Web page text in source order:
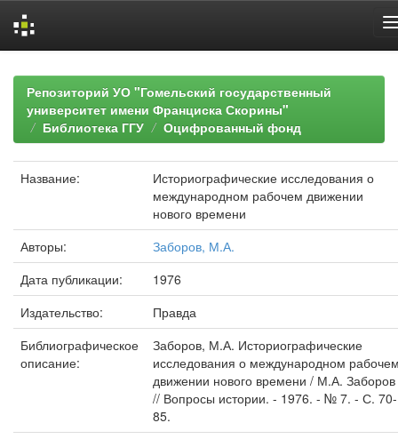
navigationРепозиторий УО "Гомельский государственный
университет имени Франциска Скорины"
Библиотека ГГУ
Оцифрованный фонд
Название:
Историографические исследования о
международном рабочем движении
нового времени
Авторы:
Заборов, М.А.
Дата публикации:
1976
Издательство:
Правда
Библиографическое
описание:
Заборов, М.А. Историографические
исследования о международном
движении нового времени / М.А. Заборов
// Вопросы истории. - 1976. - № 7. - С. 70-
85.